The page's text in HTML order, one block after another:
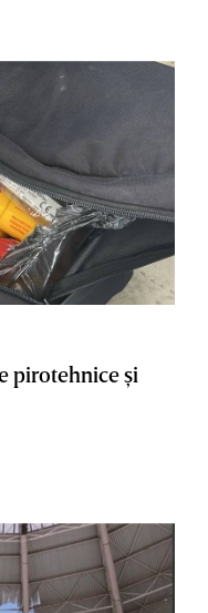
pirotehnice şi